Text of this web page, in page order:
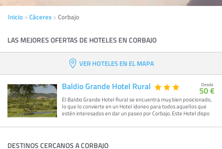
Inicio Cáceres Corbajo
LAS MEJORES OFERTAS DE HOTELES EN CORBAJO
VER HOTELES EN EL MAPA
Baldio Grande Hotel Rural
El Baldio Grande Hotel Rural se encuentra muy bien posicionado,
lo que lo convierte en un Hotel idoneo para todos aquellos que
estén interesados en dar un paseo por Corbajo. Este Hotel dispo
Desde
50 €
DESTINOS CERCANOS A CORBAJO